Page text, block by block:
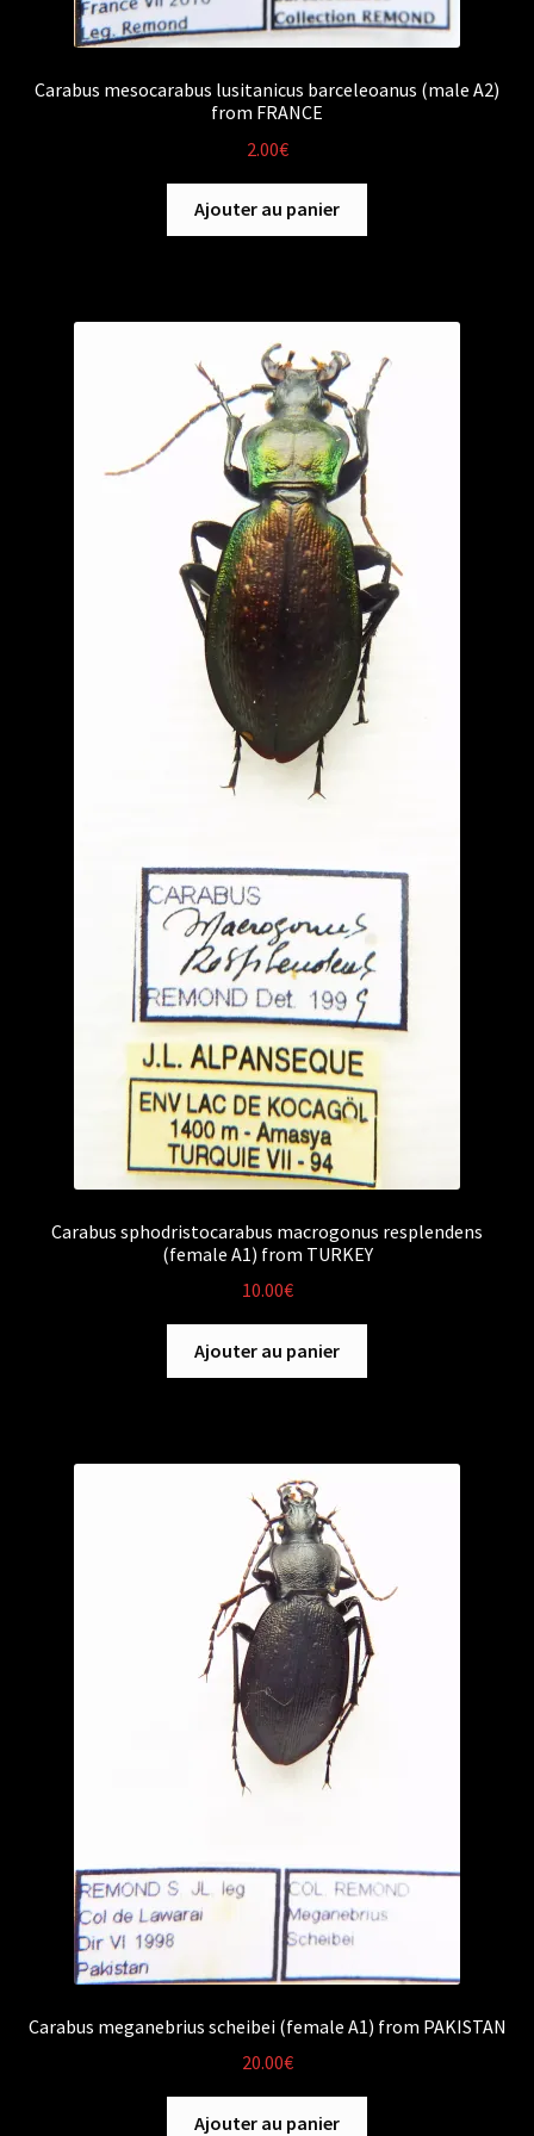
Carabus mesocarabus lusitanicus barceleoanus (male A2)
from FRANCE
2.00€
Ajouter au panier
Carabus sphodristocarabus macrogonus resplendens
(female A1) from TURKEY
10.00€
Ajouter au panier
Carabus meganebrius scheibei (female A1) from PAKISTAN
20.00€
Ajouter au panier